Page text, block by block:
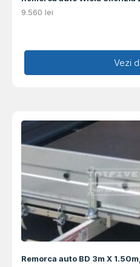
9.560 lei
Vezi
Remorca auto BD 3m X